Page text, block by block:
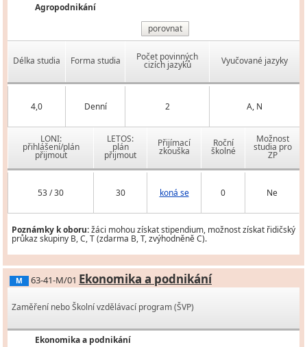
Agropodnikání
porovnat
Délka studia Forma studia Počet povinných
cizích jazyků Vyučované jazyky
4,0 Denní 2 A, N
LONI:
přihlášení/plán
přijmout
LETOS:
plán
přijmout
Přijímací
zkouška
Roční
školné
Možnost
studia pro
ZP
53 / 30 30 koná se 0 Ne
Poznámky k oboru:žáci mohou získat stipendium, možnost získat řidičský
průkaz skupiny B, C, T (zdarma B, T, zvýhodněně C).
M 63-41-M/01 Ekonomika a podnikání
Zaměření nebo Školní vzdělávací program (ŠVP)
Ekonomika a podnikání